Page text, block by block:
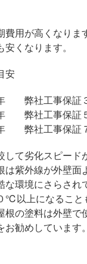
費用が高くなりま
くなります。
安
弊社工事保証
社工事保証
弊社工事保証
して劣化スピード
は紫外線が外壁面
な環境にさらされ
℃以上になること
根の塗料は外壁で
勧めしています。